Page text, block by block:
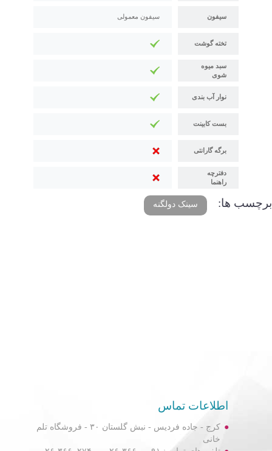
سیفون سیفون معمولی
تخته گوشت
سبد میوه
شوی
نوار آب بندی
بست کابینت
برگه گارانتی
دفترچه
راهنما
برچسب ها: سینک دولگنه
اطلاعات تماس
کرج - جاده فردیس - نبش گلستان ۳۰ - فروشگاه تلم
خانی